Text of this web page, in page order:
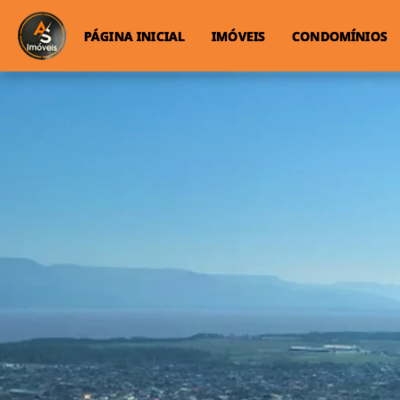
PÁGINA INICIAL IMÓVEIS CONDOMÍNIOS